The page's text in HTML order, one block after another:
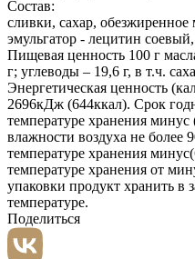
Состав:
сливки, сахар,
эмульгатор - лецитин
Пищевая ценность 100 г
г; углеводы – 19,6 г, в т.ч.
Энергетическая ценность
2696кДж (644ккал). Срок
температуре хранения
влажности воздуха не более
температуре хранения
температуре хранения от
упаковки продукт хранить в
температуре.
Поделиться